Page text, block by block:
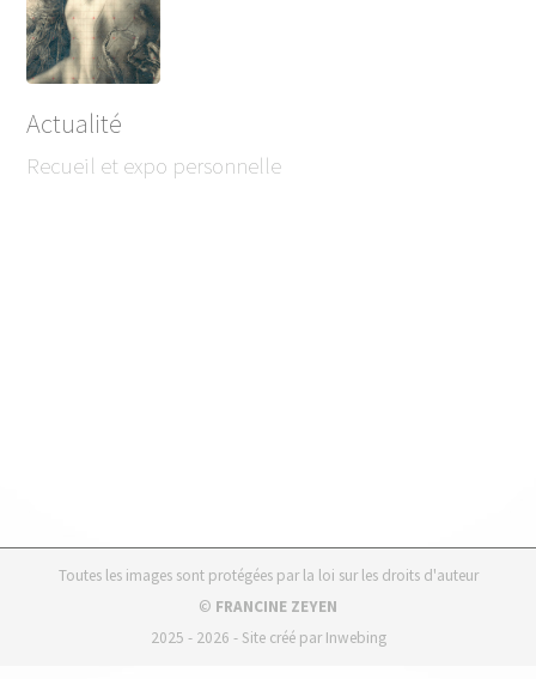
Actualité
Recueil et expo personnelle
Toutes les images sont protégées par la loi sur les droits d'auteur
© FRANCINE ZEYEN
2025 - 2026 - Site créé parInwebing